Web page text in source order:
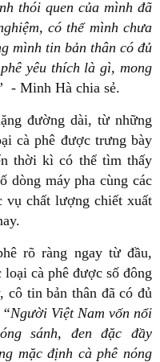
thói quen của mình đã
có thể mình chưa
mình tin bản thân có đủ
yêu thích là gì, mong
- Minh Hà chia sẻ.
đường dài, từ những
cà phê được trưng bày
thời kì có thể tìm thấy
dòng máy pha cùng các
vụ chất lượng chiết xuất
rõ ràng ngay từ đầu,
cà phê được số đông
tin bản thân đã có đủ
“Người Việt Nam vốn nổi
sánh, đen đặc đầy
mặc định cà phê nóng